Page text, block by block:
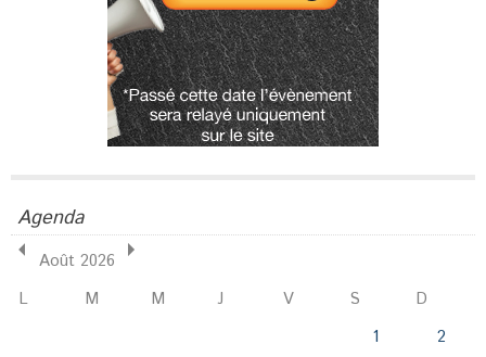
Agenda
Août 2026
L
M M J V S
D
1
2